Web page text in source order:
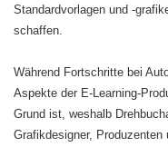
Standardvorlagen und -
schaffen.
Während Fortschritte bei
Aspekte der E-Learning-
Grund ist, weshalb
Grafikdesigner,